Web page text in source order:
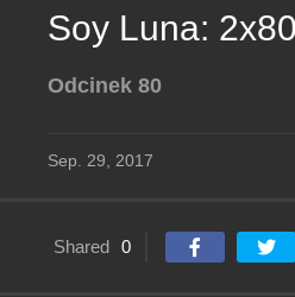
Soy Luna: 2x80
Odcinek 80
Sep. 29, 2017
Shared 0